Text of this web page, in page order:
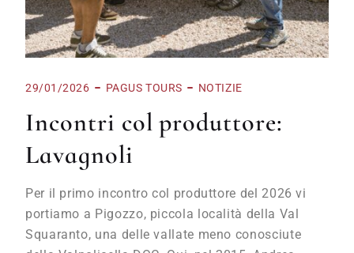
29/01/2026 PAGUS TOURS NOTIZIE
Incontri col produttore:
Lavagnoli
Per il primo incontro col produttore del 2026 vi
portiamo a Pigozzo, piccola località della Val
Squaranto, una delle vallate meno conosciute